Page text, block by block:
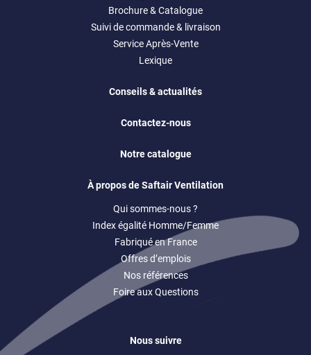
Brochure & Catalogue
Suivi de commande & livraison
Service Après-Vente
Lexique
Conseils & actualités
Contactez-nous
Notre catalogue
À propos de Saftair Ventilation
Qui sommes-nous ?
Index égalité Homme/Femme
Fabriqué en France
Offres d’emplois
Nos références
Foire aux Questions
Nous suivre